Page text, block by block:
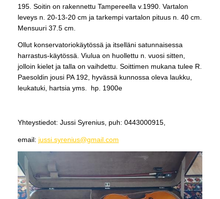
195. Soitin on rakennettu Tampereella v.1990. Vartalon
leveys n. 20-13-20 cm ja tarkempi vartalon pituus n. 40 cm.
Mensuuri 37.5 cm.
Ollut konservatoriokäytössä ja itselläni satunnaisessa
harrastus-käytössä. Viulua on huollettu n. vuosi sitten,
jolloin kielet ja talla on vaihdettu. Soittimen mukana tulee R.
Paesoldin jousi PA 192, hyvässä kunnossa oleva laukku,
leukatuki, hartsia yms. hp. 1900e
Yhteystiedot: Jussi Syrenius, puh: 0443000915,
email: jussi.syrenius@gmail.com